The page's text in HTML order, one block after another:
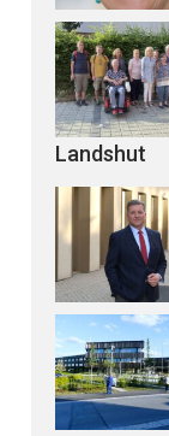
Landshut